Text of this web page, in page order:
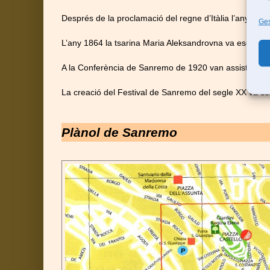
Després de la proclamació del regne d’Itàlia l’any
L’any 1864 la tsarina Maria Aleksandrovna va escollir
A la Conferència de Sanremo de 1920 van assistir
La creació del Festival de Sanremo del segle XX va
Plànol de Sanremo